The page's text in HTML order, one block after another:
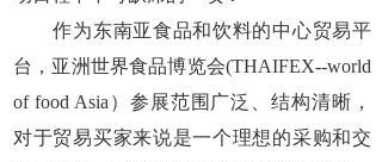
作为东南亚食品和饮料的中心贸易平
台，亚洲世界食品博览会(THAIFEX--world
of food Asia）参展范围广泛、结构清晰，
对于贸易买家来说是一个理想的采购和交